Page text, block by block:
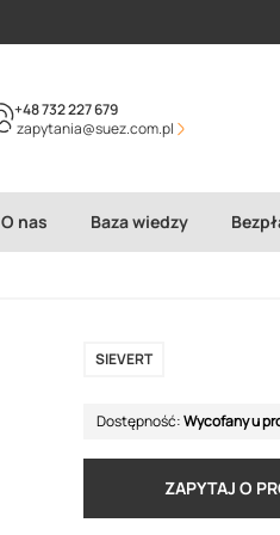
+48 732 227 679
zapytania@suez.com.pl
O nas Baza wiedzy
SIEVERT
Dostępność:Wycofany u
ZAPYTAJ O